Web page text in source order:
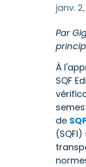
janv.
Par
À
SQF
de